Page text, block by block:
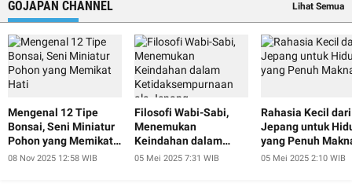
GOJAPAN CHANNEL Lihat Semua
Mengenal 12 Tipe
Bonsai, Seni Miniatur
Pohon yang Memikat
Hati
08 Nov 2025 12:58 WIB
Filosofi Wabi-Sabi,
Menemukan
Keindahan dalam
Ketidaksempurnaan
05 Mei 2025 7:31 WIB
Rahasia Kecil dari
Jepang untuk
yang Penuh
05 Mei 2025 2:10 WIB